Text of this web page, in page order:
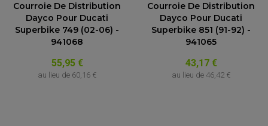
Courroie De Distribution
Dayco Pour Ducati
Superbike 749 (02-06) -
941068
55,95 €
au lieu de 60,16 €
Courroie De Distribution
Dayco Pour Ducati
Superbike 851 (91-92) -
941065
43,17 €
au lieu de 46,42 €